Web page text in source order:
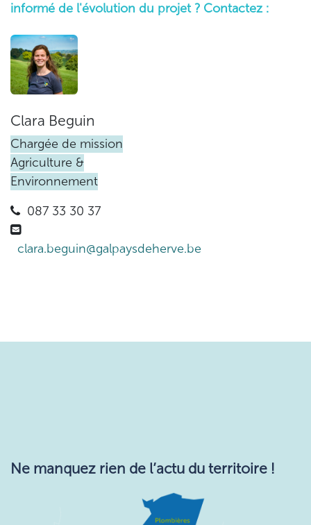
informé de l'évolution du projet ? Contactez :
Clara Beguin
Chargée de mission
Agriculture &
Environnement
087 33 30 37
clara.beguin@galpaysdeherve.be
Ne manquez rie​n de l’actu du territoire !